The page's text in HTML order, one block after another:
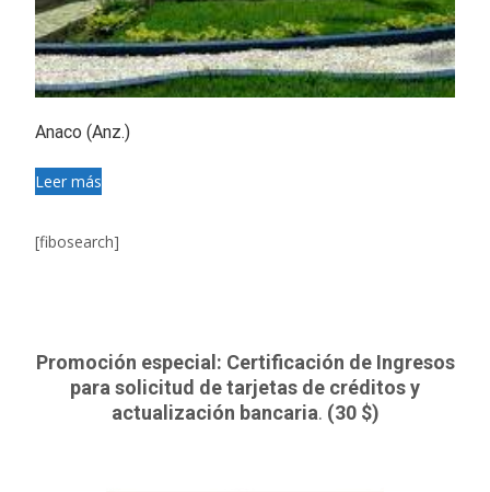
Anaco (Anz.)
Leer más
[fibosearch]
Promoción especial: Certificación de Ingresos
para solicitud de tarjetas de créditos y
actualización bancaria. (30 $)